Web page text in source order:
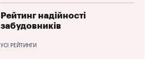
Рейтинг надійності
забудовників
УСІ РЕЙТИНГИ